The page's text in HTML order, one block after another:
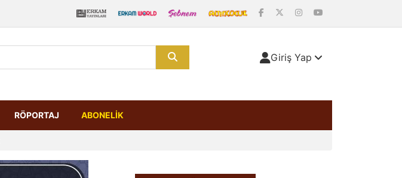
Giriş Yap
RÖPORTAJ ABONELİK